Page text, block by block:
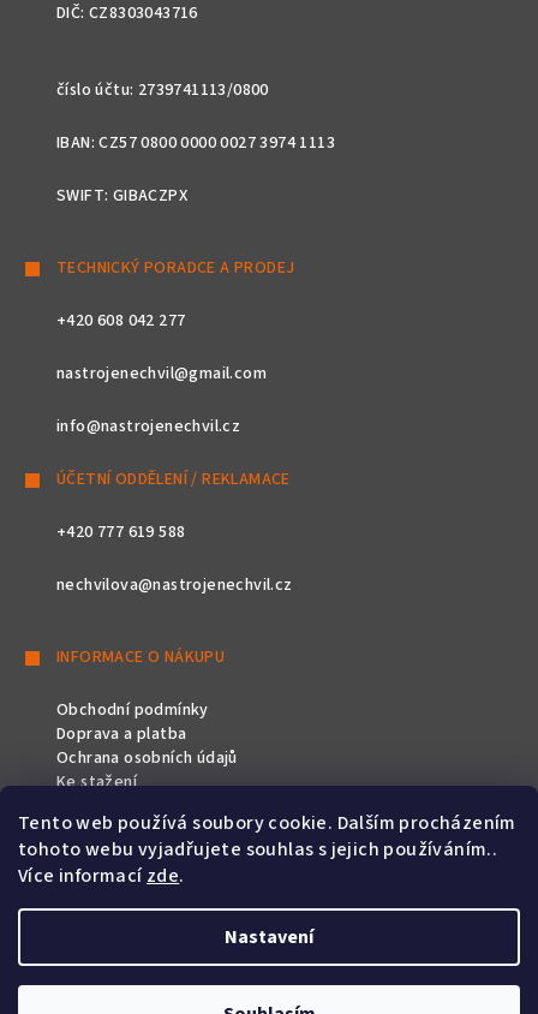
Tento web používá soubory cookie. Dalším procházením
tohoto webu vyjadřujete souhlas s jejich používáním..
Více informacízde.
Nastavení
DIČ: CZ8303043716
číslo účtu: 2739741113/0800
IBAN: CZ57 0800 0000 0027 3974 1113
SWIFT: GIBACZPX
TECHNICKÝ PORADCE A PRODEJ
+420 608 042 277
nastrojenechvil@gmail.com
info@nastrojenechvil.cz
ÚČETNÍ ODDĚLENÍ / REKLAMACE
+420 777 619 588
nechvilova@nastrojenechvil.cz
INFORMACE O NÁKUPU
Obchodní podmínky
Doprava a platba
Ochrana osobních údajů
Ke stažení
SLEDUJTE NÁS